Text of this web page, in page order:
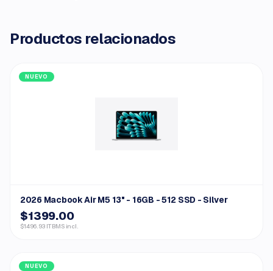
Productos relacionados
NUEVO
2026 Macbook Air M5 13" - 16GB - 512 SSD - Silver
$1399.00
$1496.93 ITBMS incl.
NUEVO